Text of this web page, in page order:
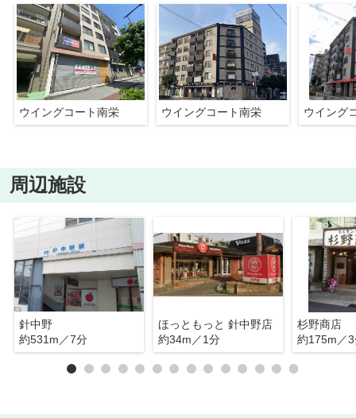
ウイングコート南栄 ウイングコート南栄 ウイング
周辺施設
針中野
約531m／7分
ほっともっと 針中野店
約34m／1分
杉野商店
約175m／